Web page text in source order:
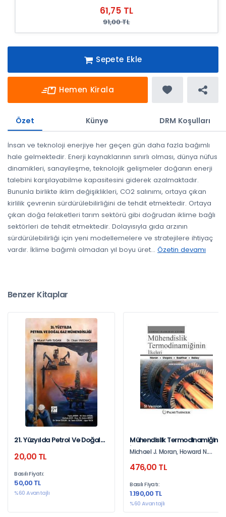
91,00 TL
61,75 TL
Sepete Ekle
Hemen Kirala
Özet Künye DRM Koşulları
İnsan ve teknoloji enerjiye her geçen gün daha fazla bağımlı
hale gelmektedir. Enerji kaynaklarının sınırlı olması, dünya nüfus
dinamikleri, sanayileşme, teknolojik gelişmeler doğanın enerji
talebini karşılayabilme kapasitesini giderek azalmaktadır.
Bununla birlikte iklim değişiklikleri, CO2 salınımı, ortaya çıkan
kirlilik çevrenin sürdürülebilirliğini de tehdit etmektedir. Ortaya
çıkan doğa felaketleri tarım sektörü gibi doğrudan iklime bağlı
sektörleri de tehdit etmektedir. Dolayısıyla gıda arzının
sürdürülebilirliği için yeni modellemelere ve stratejilere ihtiyaç
vardır. İklime bağımlı olmadan yıl boyu üret... Özetin devamı
Benzer Kitaplar
21. Yüzyılda Petrol Ve Doğal
20,00 TL
Basılı Fiyatı:
50,00 TL
%60 Avantajlı
Mühendislik Termodinamiğinin
İlkeleri
Michael J. Moran, Howard N.
Margaret B. Bailey
476,00 TL
Basılı Fiyatı:
1.190,00 TL
%60 Avantajlı